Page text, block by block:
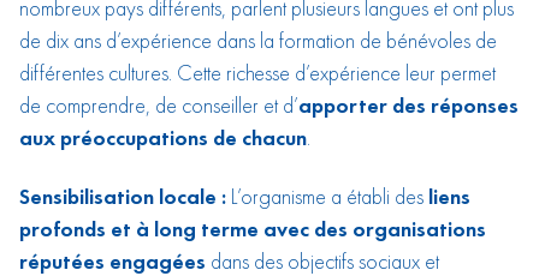
nombreux pays différents, parlent plusieurs langues et ont plus
de dix ans d’expérience dans la formation de bénévoles de
différentes cultures. Cette richesse d’expérience leur permet
de comprendre, de conseiller et d’apporter des réponses
aux préoccupations de chacun
Sensibilisation locale : L’organisme a établi des liens
profonds et à long terme avec des organisations
réputées engagées dans des objectifs sociaux et